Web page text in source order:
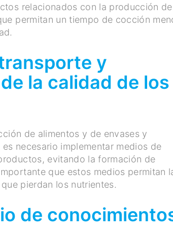
relacionados con la producción de
permitan un tiempo de cocción
y
la calidad de los
de alimentos y de envases y
necesario implementar medios de
evitando la formación de
que estos medios permitan
pierdan los nutrientes.
de